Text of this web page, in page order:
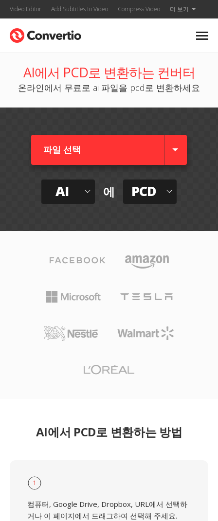
Video Editor Add Subtitles to Video Compress Video 더 보기
AI에서 PCD로 변환하는 컨버터
온라인에서 무료로 ai 파일을 pcd로 변환하세요
파일 선택
AI 에 PCD
AI에서 PCD로 변환하는 방법
1
컴퓨터, Google Drive, Dropbox, URL에서 선택하
거나 이 페이지에서 드래그하여 선택해 주세요.